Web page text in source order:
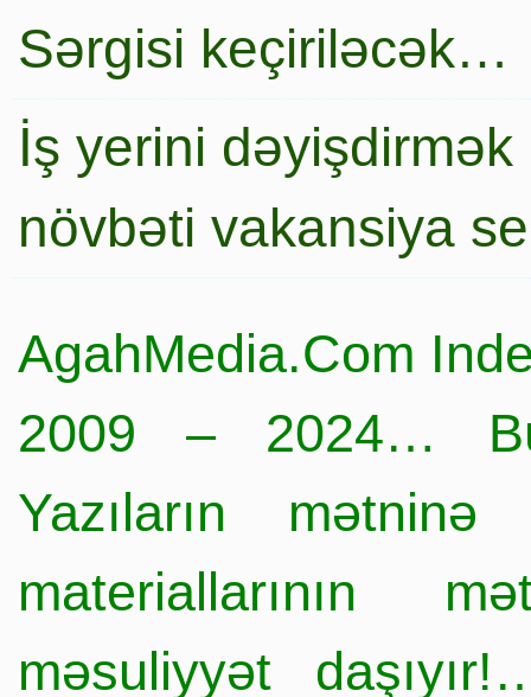
Sərgisi keçiriləcək…
İş yerini
növbəti vakansiya
AgahMedia.Com
2009 – 2024…
Yazıların
materiallarının
məsuliyyət